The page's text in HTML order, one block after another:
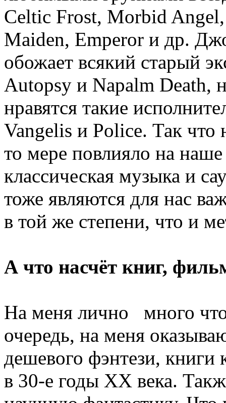
Celtic Frost, Morbid
Maiden, Emperor и др.
обожает всякий старый
Autopsy и Napalm Death,
нравятся такие
Vangelis и Police. Так что
то мере повлияло на
классическая музыка и
тоже являются для нас
в той же степени, что и
А что насчёт книг,
На меня лично много
очередь, на меня
дешевого фэнтези,
в 30-е годы XX века.